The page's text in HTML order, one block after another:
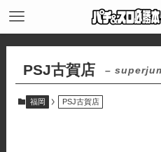
PSJ古賀店 –
福岡 PSJ古賀店